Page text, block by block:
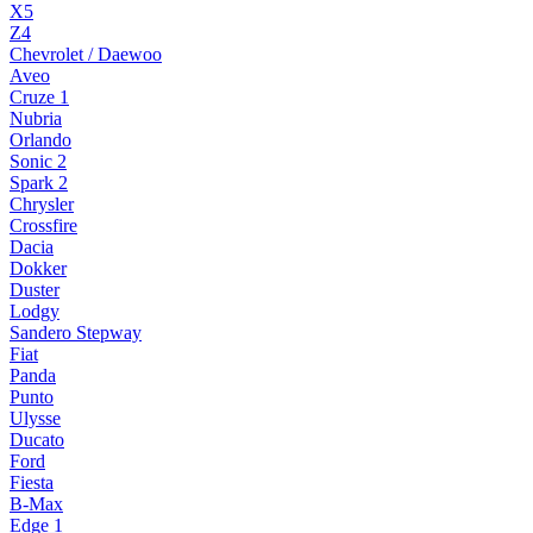
X5
Z4
Chevrolet / Daewoo
Aveo
Cruze 1
Nubria
Orlando
Sonic 2
Spark 2
Chrysler
Crossfire
Dacia
Dokker
Duster
Lodgy
Sandero Stepway
Fiat
Panda
Punto
Ulysse
Ducato
Ford
Fiesta
B-Max
Edge 1